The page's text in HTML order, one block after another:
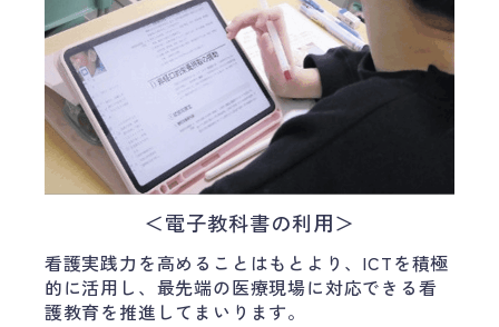
＜電子教科書の利用＞
看護実践力を高めることはもとより、ICTを積極
的に活用し、最先端の医療現場に対応できる看
護教育を推進してまいります。